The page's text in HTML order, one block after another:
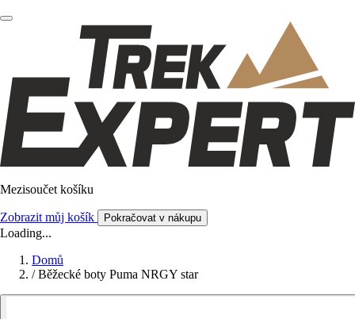
Mezisoučet košíku
Zobrazit můj košík Pokračovat v nákupu
Loading...
Domů
/ Běžecké boty Puma NRGY star